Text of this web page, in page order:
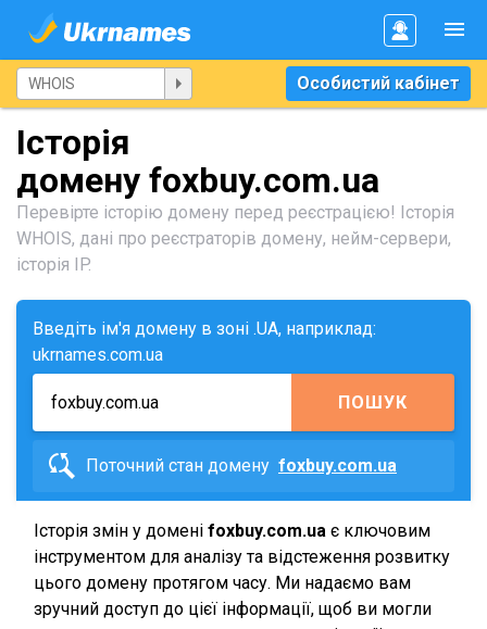
Особистий кабінет
Історія
домену foxbuy.com.ua
Перевірте історію домену перед реєстрацією! Історія
WHOIS, дані про реєстраторів домену, нейм-сервери,
історія IP.
Введіть ім'я домену в зоні .UA, наприклад:
ukrnames.com.ua
ПОШУК
Поточний стан домену foxbuy.com.ua
Історія змін у домені foxbuy.com.ua є ключовим
інструментом для аналізу та відстеження розвитку
цього домену протягом часу. Ми надаємо вам
зручний доступ до цієї інформації, щоб ви могли